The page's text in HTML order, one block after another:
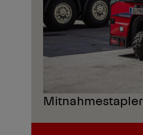
Mitnahmestapler